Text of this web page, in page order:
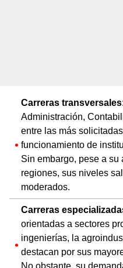
Carreras transversales
Administración,
entre las más
funcionamiento de
Sin embargo, pese a
regiones, sus niveles
moderados.
Carreras
orientadas a sectores
ingenierías, la
destacan por sus